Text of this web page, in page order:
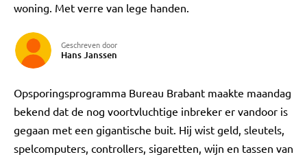
woning. Met verre van lege handen.
Geschreven door
Hans Janssen
Opsporingsprogramma Bureau Brabant maakte maandag
bekend dat de nog voortvluchtige inbreker er vandoor is
gegaan met een gigantische buit. Hij wist geld, sleutels,
spelcomputers, controllers, sigaretten, wijn en tassen van